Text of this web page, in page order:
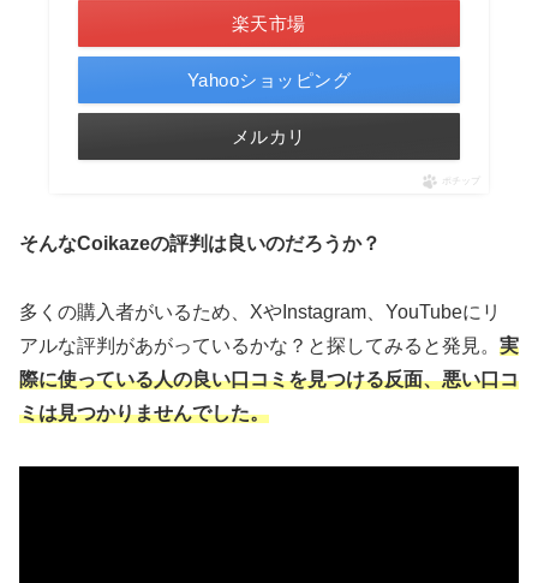
楽天市場
Yahooショッピング
メルカリ
ポチップ
そんなCoikazeの評判は良いのだろうか？
多くの購入者がいるため、XやInstagram、YouTubeにリ
アルな評判があがっているかな？と探してみると発見。 実
際に使っている人の良い口コミを見つける反面、悪い口コ
ミは見つかりませんでした。